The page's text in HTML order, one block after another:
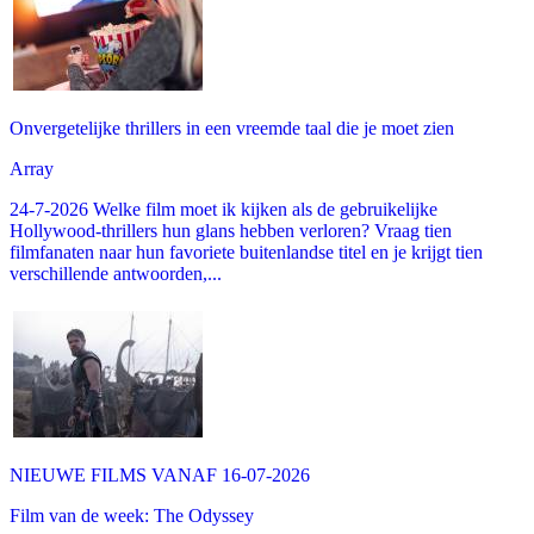
Onvergetelijke thrillers in een vreemde taal die je moet zien
Array
24-7-2026 Welke film moet ik kijken als de gebruikelijke
Hollywood-thrillers hun glans hebben verloren? Vraag tien
filmfanaten naar hun favoriete buitenlandse titel en je krijgt tien
verschillende antwoorden,...
NIEUWE FILMS VANAF 16-07-2026
Film van de week: The Odyssey